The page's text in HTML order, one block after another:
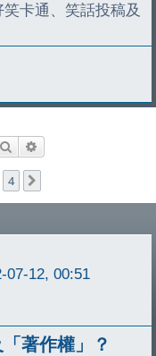
卡通、笑話投稿及
搜尋
4
07-12, 00:51
著作權」？